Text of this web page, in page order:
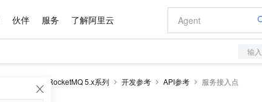
伙伴 服务 了解阿里云
输
云消息队列 RocketMQ 5.x系列 开发参考 API参考 服务接入点
大模型服务平
域名与网站
睿译宝，AI翻译排版一步到位
AI 特惠
智启 AI 普惠权益
AI 场景体验
价格计算器
自助选配和估算价格
配置报价器
数据与 API
数据集
基础软件
成为产品伙伴
产品生态集成认证中心
产品伙伴合作计
企业增值服务
企业支持计划
阿里云认证
最佳实践
云上春晚
市场活动